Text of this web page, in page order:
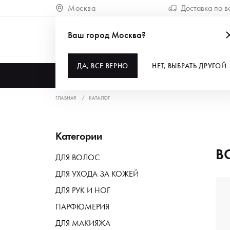
Москва Доставка по
Ваш город Москва?
ДА, ВСЕ ВЕРНО НЕТ, ВЫБРАТЬ ДРУГОЙ
ГЛАВНАЯ КАТАЛОГ
Категории
ДЛЯ ВОЛОС
ДЛЯ УХОДА ЗА КОЖЕЙ
ДЛЯ РУК И НОГ
ПАРФЮМЕРИЯ
ДЛЯ МАКИЯЖА